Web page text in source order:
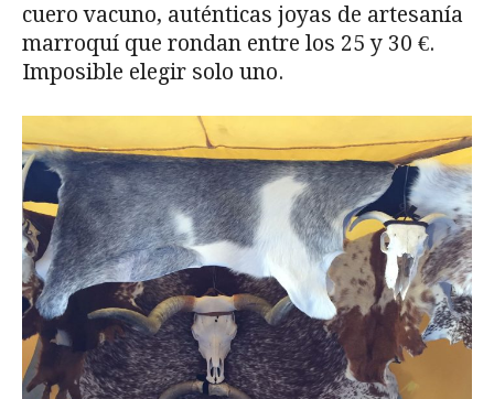
cuero vacuno, auténticas joyas de artesanía
marroquí que rondan entre los 25 y 30 €.
Imposible elegir solo uno.